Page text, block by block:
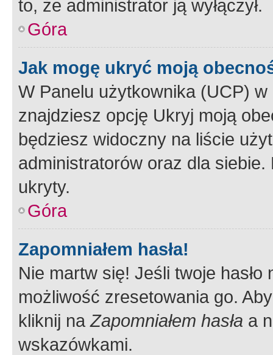
to, że administrator ją wyłączył.
Góra
Jak mogę ukryć moją
W Panelu użytkownika (UCP) w
znajdziesz opcję Ukryj moją
będziesz widoczny na liście
administratorów oraz dla
ukryty.
Góra
Zapomniałem hasła!
Nie martw się! Jeśli twoje
możliwość zresetowania go.
kliknij naZapomniałem hasła a
wskazówkami.